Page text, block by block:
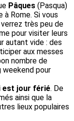
Pâques (Pasqua)
Rome. Si vous
très peu de
pour visiter leurs
autant vide : des
aux messes
nombre de
pour
est jour férié. De
ainsi que la
lieux populaires